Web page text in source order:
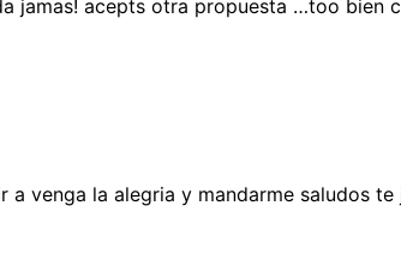
jamas! acepts otra propuesta …too bien
venga la alegria y mandarme saludos te